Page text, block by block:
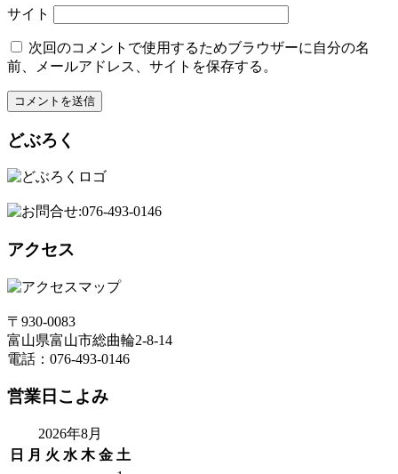
サイト
次回のコメントで使用するためブラウザーに自分の名
前、メールアドレス、サイトを保存する。
どぶろく
アクセス
〒930-0083
富山県富山市総曲輪2-8-14
電話：076-493-0146
営業日こよみ
2026年8月
日
月 火 水 木 金 土